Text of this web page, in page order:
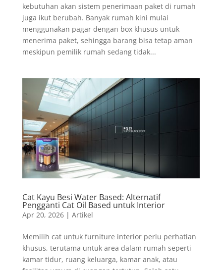
kebutuhan akan sistem penerimaan paket di rumah
juga ikut berubah. Banyak rumah kini mulai
menggunakan pagar dengan box khusus untuk
menerima paket, sehingga barang bisa tetap aman
meskipun pemilik rumah sedang tidak...
Cat Kayu Besi Water Based: Alternatif
Pengganti Cat Oil Based untuk Interior
Apr 20, 2026| Artikel
Memilih cat untuk furniture interior perlu perhatian
khusus, terutama untuk area dalam rumah seperti
kamar tidur, ruang keluarga, kamar anak, atau